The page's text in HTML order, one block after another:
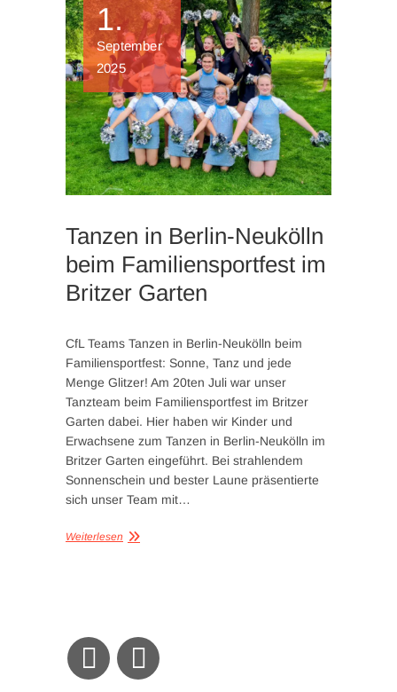
1.
September
2025
Tanzen in Berlin-Neukölln
beim Familiensportfest im
Britzer Garten
CfL Teams Tanzen in Berlin-Neukölln beim
Familiensportfest: Sonne, Tanz und jede
Menge Glitzer! Am 20ten Juli war unser
Tanzteam beim Familiensportfest im Britzer
Garten dabei. Hier haben wir Kinder und
Erwachsene zum Tanzen in Berlin-Neukölln im
Britzer Garten eingeführt. Bei strahlendem
Sonnenschein und bester Laune präsentierte
sich unser Team mit…
Weiterlesen